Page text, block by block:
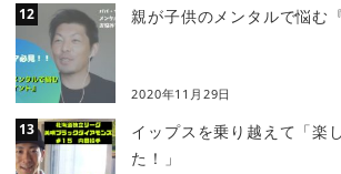
親が子供のメンタルで悩む
2020年11月29日
イップスを乗り越えて「楽
た！」